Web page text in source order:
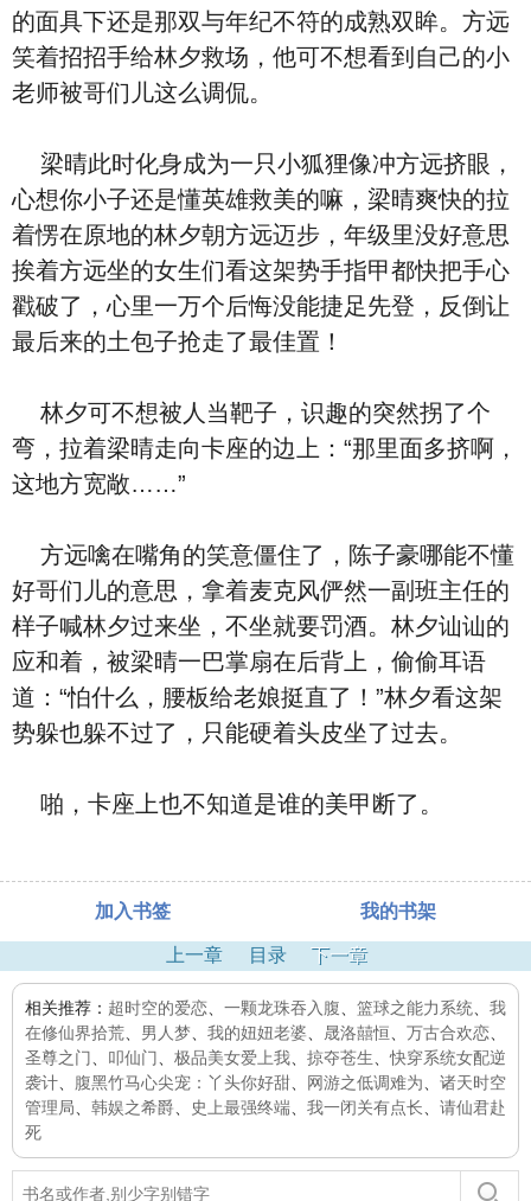
的面具下还是那双与年纪不符的成熟双眸。方远
笑着招招手给林夕救场，他可不想看到自己的小
老师被哥们儿这么调侃。
梁晴此时化身成为一只小狐狸像冲方远挤眼，
心想你小子还是懂英雄救美的嘛，梁晴爽快的拉
着愣在原地的林夕朝方远迈步，年级里没好意思
挨着方远坐的女生们看这架势手指甲都快把手心
戳破了，心里一万个后悔没能捷足先登，反倒让
最后来的土包子抢走了最佳置！
林夕可不想被人当靶子，识趣的突然拐了个
弯，拉着梁晴走向卡座的边上：“那里面多挤啊，
这地方宽敞……”
方远噙在嘴角的笑意僵住了，陈子豪哪能不懂
好哥们儿的意思，拿着麦克风俨然一副班主任的
样子喊林夕过来坐，不坐就要罚酒。林夕讪讪的
应和着，被梁晴一巴掌扇在后背上，偷偷耳语
道：“怕什么，腰板给老娘挺直了！”林夕看这架
势躲也躲不过了，只能硬着头皮坐了过去。
啪，卡座上也不知道是谁的美甲断了。
加入书签 我的书架
上一章 目录 下一章
相关推荐： 超时空的爱恋 一颗龙珠吞入腹 篮球之能力系统
我
在修仙界拾荒
男人梦 我的妞妞老婆 晟洛囍恒 万古合欢恋
圣尊之门
叩仙门 极品美女爱上我 掠夺苍生 、快穿系统女配逆
袭计
腹黑竹马心尖宠：丫头你好甜 网游之低调难为
诸天时空
管理局
韩娱之希爵 史上最强终端 我一闭关有点长
请仙君赴
死